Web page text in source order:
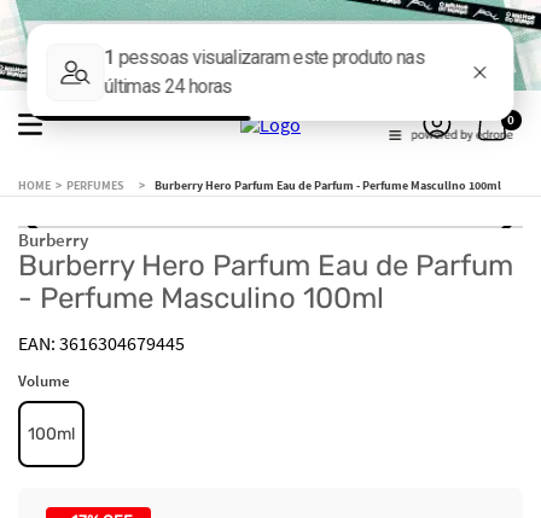
0
PERFUMES Burberry Hero Parfum Eau de Parfum - Perfume Masculino 100ml
Burberry
Burberry Hero Parfum Eau de Parfum
- Perfume Masculino 100ml
3616304679445
Volume
100ml